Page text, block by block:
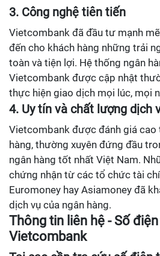
3. Công nghệ tiên tiến
Vietcombank đã đầu tư mạnh
đến cho khách hàng những trải
toàn và tiện lợi. Hệ thống ngân
Vietcombank được cập nhật
thực hiện giao dịch mọi lúc, mọi
4. Uy tín và chất lượng dịch
Vietcombank được đánh giá cao
hàng, thường xuyên đứng đầu
ngân hàng tốt nhất Việt Nam.
chứng nhận từ các tổ chức tài
Euromoney hay Asiamoney đã
dịch vụ của ngân hàng.
Thông tin liên hệ - Số
Vietcombank